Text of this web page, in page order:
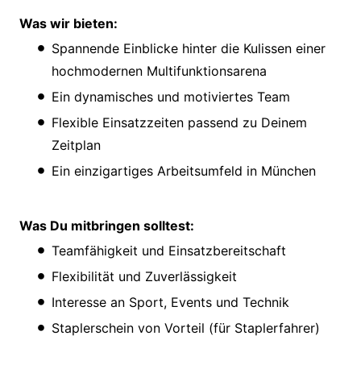
Was wir bieten:
Spannende Einblicke hinter die Kulissen einer
hochmodernen Multifunktionsarena
Ein dynamisches und motiviertes Team
Flexible Einsatzzeiten passend zu Deinem
Zeitplan
Ein einzigartiges Arbeitsumfeld in München
Was Du mitbringen solltest:
Teamfähigkeit und Einsatzbereitschaft
Flexibilität und Zuverlässigkeit
Interesse an Sport, Events und Technik
Staplerschein von Vorteil (für Staplerfahrer)